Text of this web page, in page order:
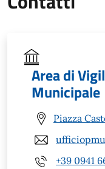
Area di
Municipale
Piazza
+39 0941